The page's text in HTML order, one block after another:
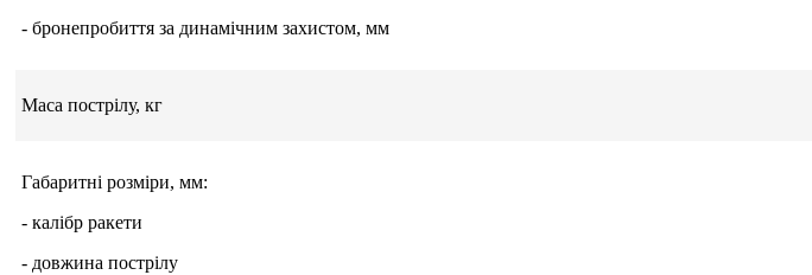
- бронепробиття за динамічним захистом, мм
Маса пострілу, кг
Габаритні розміри, мм:
- калібр ракети
- довжина пострілу